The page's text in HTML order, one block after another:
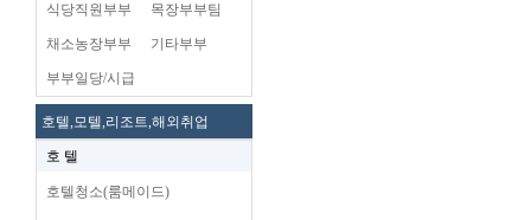
식당직원부부 목장부부팀
채소농장부부 기타부부
부부일당/시급
호텔,모텔,리조트,해외취업
호 텔
호텔청소(룸메이드)